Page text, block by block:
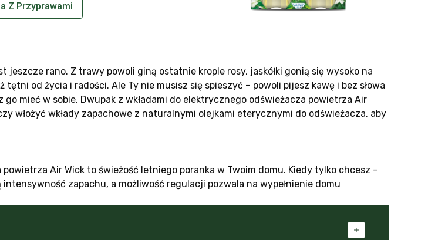
Z Przyprawami
jeszcze rano. Z trawy powoli giną ostatnie krople rosy, jaskółki gonią się wysoko na
od życia i radości. Ale Ty nie musisz się spieszyć – powoli pijesz kawę i bez słowa
mieć w sobie. Dwupak z wkładami do elektrycznego odświeżacza powietrza Air
włożyć wkłady zapachowe z naturalnymi olejkami eterycznymi do odświeżacza, aby
Air Wick to świeżość letniego poranka w Twoim domu. Kiedy tylko chcesz –
zapachu, a możliwość regulacji pozwala na wypełnienie domu